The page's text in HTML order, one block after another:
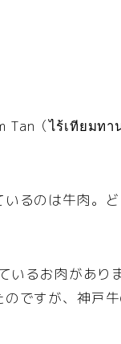
Tan（ไร้เทียมท
るのは牛肉。
いるお肉があ
ですが、神戸